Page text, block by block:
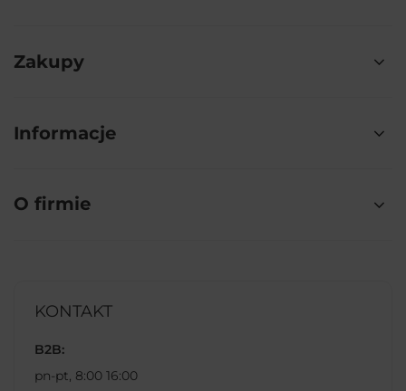
Zakupy
Informacje
O firmie
KONTAKT
B2B:
pn-pt, 8:00 16:00